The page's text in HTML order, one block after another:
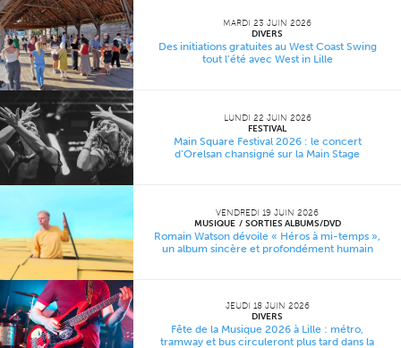
MARDI 23 JUIN 2026
DIVERS
Des initiations gratuites au West Coast Swing
tout l’été avec West in Lille
LUNDI 22 JUIN 2026
FESTIVAL
Main Square Festival 2026 : le concert
d’Orelsan chansigné sur la Main Stage
VENDREDI 19 JUIN 2026
MUSIQUE
SORTIES ALBUMS/DVD
Romain Watson dévoile « Héros à mi-temps »,
un album sincère et profondément humain
JEUDI 18 JUIN 2026
DIVERS
Fête de la Musique 2026 à Lille : métro,
tramway et bus circuleront plus tard dans la